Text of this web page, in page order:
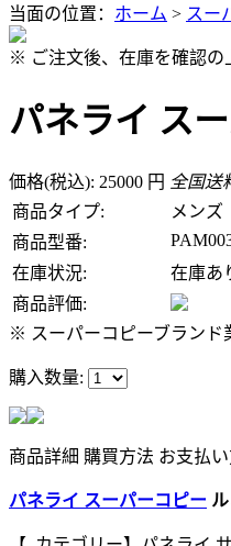
当面の位置： ホーム > スー
※ ご注文後、在庫を確認の
パネライ ス
価格(税込): 25000 円 全国送
商品タイプ:
メンズ
商品型番:
在庫状況:
在庫あ
商品評価:
※ スーパーコピーブランド
購入数量:
商品詳細 購買方法 お支払
パネライ スーパーコピー